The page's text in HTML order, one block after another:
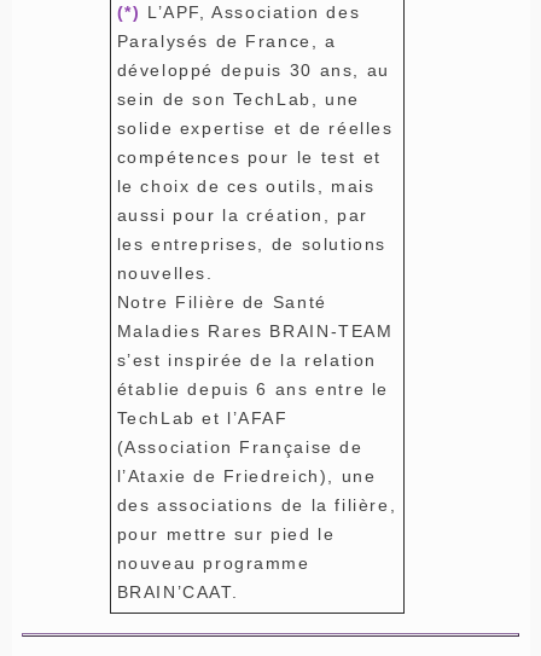
(*) L’APF, Association des
Paralysés de France, a
développé depuis 30 ans, au
sein de son TechLab, une
solide expertise et de réelles
compétences pour le test et
le choix de ces outils, mais
aussi pour la création, par
les entreprises, de solutions
nouvelles.
Notre Filière de Santé
Maladies Rares BRAIN-TEAM
s’est inspirée de la relation
établie depuis 6 ans entre le
TechLab et l’AFAF
(Association Française de
l’Ataxie de Friedreich), une
des associations de la filière,
pour mettre sur pied le
nouveau programme
BRAIN’CAAT.